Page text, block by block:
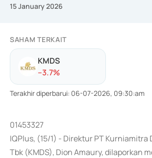
15 January 2026
SAHAM TERKAIT
KMDS
--3.7%
Terakhir diperbarui: 06-07-2026, 09:30:am
01453327
IQPlus, (15/1) - Direktur PT Kurniamitra
Tbk (KMDS), Dion Amaury, dilaporkan